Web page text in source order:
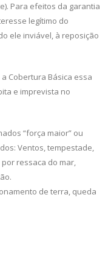
Para efeitos da garantia
legítimo do
ele inviável, à reposição
Cobertura Básica essa
e imprevista no
“força maior” ou
Ventos, tempestade,
ressaca do mar,
de terra, queda